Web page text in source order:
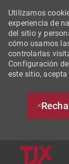
Utilizamos
experiencia de
del sitio y
cómo usamos
controlarlas
Configuración
este sitio,